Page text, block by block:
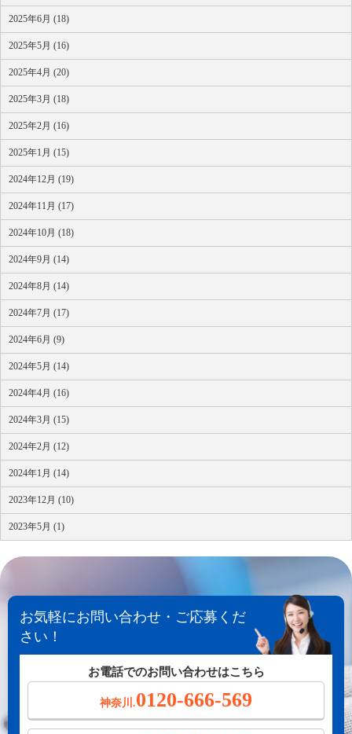
2025年6月 (18)
2025年5月 (16)
2025年4月 (20)
2025年3月 (18)
2025年2月 (16)
2025年1月 (15)
2024年12月 (19)
2024年11月 (17)
2024年10月 (18)
2024年9月 (14)
2024年8月 (14)
2024年7月 (17)
2024年6月 (9)
2024年5月 (14)
2024年4月 (16)
2024年3月 (15)
2024年2月 (12)
2024年1月 (14)
2023年12月 (10)
2023年5月 (1)
お気軽にお問い合わせ・ご応募くだ
さい！
お電話でのお問い合わせはこちら
神奈川.0120-666-569